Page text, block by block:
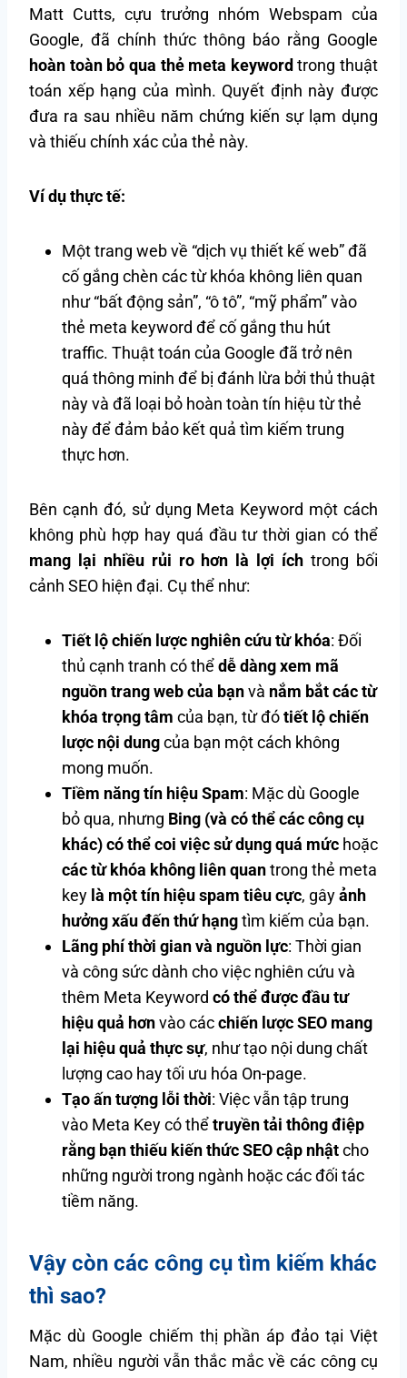
Matt Cutts, cựu trưởng nhóm Webspam của
Google, đã chính thức thông báo rằng Google
hoàn toàn bỏ qua thẻ meta keywordtrong thuật
toán xếp hạng của mình. Quyết định này được
đưa ra sau nhiều năm chứng kiến sự lạm dụng
và thiếu chính xác của thẻ này.
Ví dụ thực tế:
Một trang web về “dịch vụ thiết kế web” đã
cố gắng chèn các từ khóa không liên quan
như “bất động sản”, “ô tô”, “mỹ phẩm” vào
thẻ meta keyword để cố gắng thu hút
traffic. Thuật toán của Google đã trở nên
quá thông minh để bị đánh lừa bởi thủ thuật
này và đã loại bỏ hoàn toàn tín hiệu từ thẻ
này để đảm bảo kết quả tìm kiếm trung
thực hơn.
Bên cạnh đó, sử dụng Meta Keyword một cách
không phù hợp hay quá đầu tư thời gian có thể
mang lại nhiều rủi ro hơn là lợi ích trong bối
cảnh SEO hiện đại. Cụ thể như:
Tiết lộ chiến lược nghiên cứu từ khóa: Đối
thủ cạnh tranh có thểdễ dàng xem mã
nguồn trang web của bạnvà nắm bắt các từ
khóa trọng tâm của bạn, từ đótiết lộ chiến
lược nội dungcủa bạn một cách không
mong muốn.
Tiềm năng tín hiệu Spam: Mặc dù Google
bỏ qua, nhưng Bing (và có thể các công cụ
khác) có thể coi việc sử dụng quá mức hoặc
các từ khóa không liên quantrong thẻ meta
key là một tín hiệu spam tiêu cực, gâyảnh
hưởng xấu đến thứ hạngtìm kiếm của bạn.
Lãng phí thời gian và nguồn lực: Thời gian
và công sức dành cho việc nghiên cứu và
thêm Meta Keyword có thể được đầu tư
hiệu quả hơnvào cácchiến lược SEO mang
lại hiệu quả thực sự, như tạo nội dung chất
lượng cao hay tối ưu hóa On-page.
Tạo ấn tượng lỗi thời: Việc vẫn tập trung
vào Meta Key có thểtruyền tải thông điệp
rằng bạn thiếu kiến thức SEO cập nhậtcho
những người trong ngành hoặc các đối tác
tiềm năng.
Vậy còn các công cụ tìm kiếm khác
thì sao?
Mặc dù Google chiếm thị phần áp đảo tại Việt
Nam, nhiều người vẫn thắc mắc về các công cụ